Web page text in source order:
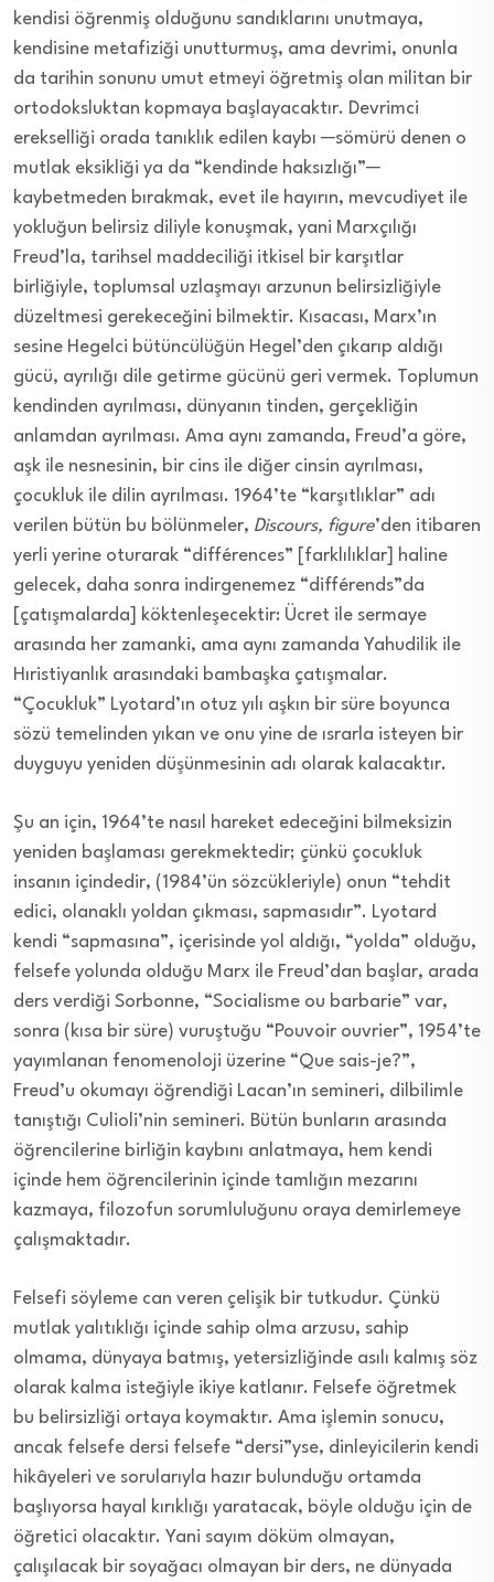
kendisi öğrenmiş olduğunu sandıklarını unutmaya,
kendisine metafiziği unutturmuş, ama devrimi, onunla
da tarihin sonunu umut etmeyi öğretmiş olan militan bir
ortodoksluktan kopmaya başlayacaktır. Devrimci
erekselliği orada tanıklık edilen kaybı ─sömürü denen o
mutlak eksikliği ya da “kendinde haksızlığı”─
kaybetmeden bırakmak, evet ile hayırın, mevcudiyet ile
yokluğun belirsiz diliyle konuşmak, yani Marxçılığı
Freud’la, tarihsel maddeciliği itkisel bir karşıtlar
birliğiyle, toplumsal uzlaşmayı arzunun belirsizliğiyle
düzeltmesi gerekeceğini bilmektir. Kısacası, Marx’ın
sesine Hegelci bütüncülüğün Hegel’den çıkarıp aldığı
gücü, ayrılığı dile getirme gücünü geri vermek. Toplumun
kendinden ayrılması, dünyanın tinden, gerçekliğin
anlamdan ayrılması. Ama aynı zamanda, Freud’a göre,
aşk ile nesnesinin, bir cins ile diğer cinsin ayrılması,
çocukluk ile dilin ayrılması. 1964’te “karşıtlıklar” adı
verilen bütün bu bölünmeler, Discours, figure’den itibaren
yerli yerine oturarak “différences” [farklılıklar] haline
gelecek, daha sonra indirgenemez “différends”da
[çatışmalarda] köktenleşecektir: Ücret ile sermaye
arasında her zamanki, ama aynı zamanda Yahudilik ile
Hıristiyanlık arasındaki bambaşka çatışmalar.
“Çocukluk” Lyotard’ın otuz yılı aşkın bir süre boyunca
sözü temelinden yıkan ve onu yine de ısrarla isteyen bir
duyguyu yeniden düşünmesinin adı olarak kalacaktır.
Şu an için, 1964’te nasıl hareket edeceğini bilmeksizin
yeniden başlaması gerekmektedir; çünkü çocukluk
insanın içindedir, (1984’ün sözcükleriyle) onun “tehdit
edici, olanaklı yoldan çıkması, sapmasıdır”. Lyotard
kendi “sapmasına”, içerisinde yol aldığı, “yolda” olduğu,
felsefe yolunda olduğu Marx ile Freud’dan başlar, arada
ders verdiği Sorbonne, “Socialisme ou barbarie” var,
sonra (kısa bir süre) vuruştuğu “Pouvoir ouvrier”, 1954’te
yayımlanan fenomenoloji üzerine “Que sais-je?”,
Freud’u okumayı öğrendiği Lacan’ın semineri, dilbilimle
tanıştığı Culioli’nin semineri. Bütün bunların arasında
öğrencilerine birliğin kaybını anlatmaya, hem kendi
içinde hem öğrencilerinin içinde tamlığın mezarını
kazmaya, filozofun sorumluluğunu oraya demirlemeye
çalışmaktadır.
Felsefi söyleme can veren çelişik bir tutkudur. Çünkü
mutlak yalıtıklığı içinde sahip olma arzusu, sahip
olmama, dünyaya batmış, yetersizliğinde asılı kalmış söz
olarak kalma isteğiyle ikiye katlanır. Felsefe öğretmek
bu belirsizliği ortaya koymaktır. Ama işlemin sonucu,
ancak felsefe dersi felsefe “dersi”yse, dinleyicilerin kendi
hikâyeleri ve sorularıyla hazır bulunduğu ortamda
başlıyorsa hayal kırıklığı yaratacak, böyle olduğu için de
öğretici olacaktır. Yani sayım döküm olmayan,
çalışılacak bir soyağacı olmayan bir ders, ne dünyada